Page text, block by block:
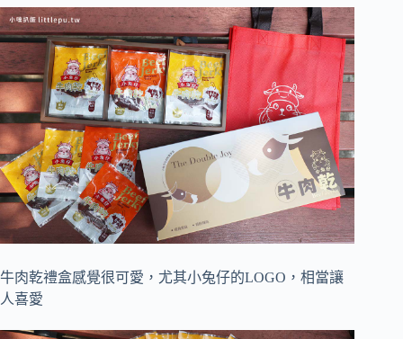
牛肉乾禮盒感覺很可愛，尤其小兔仔的LOGO，相當讓
人喜愛